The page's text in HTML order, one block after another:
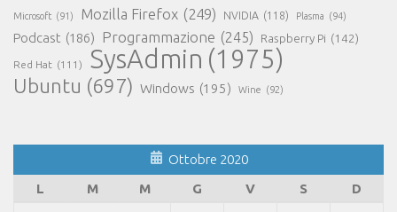
Microsoft (91) Mozilla Firefox (249) NVIDIA (118) Plasma (94)
Podcast (186) Programmazione (245) Raspberry Pi (142)
Red Hat (111) SysAdmin (1975)
Ubuntu (697) Windows (195) Wine (92)
Ottobre 2020
L
M M G V S
D